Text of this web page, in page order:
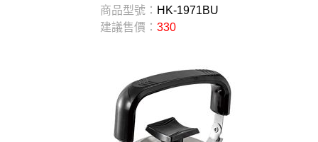
商品型號： HK-1971BU
建議售價： 330